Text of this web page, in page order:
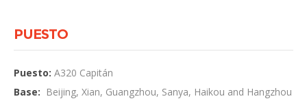
PUESTO
Puesto: A320 Capitán
Base: Beijing, Xian, Guangzhou, Sanya, Haikou and Hangzhou